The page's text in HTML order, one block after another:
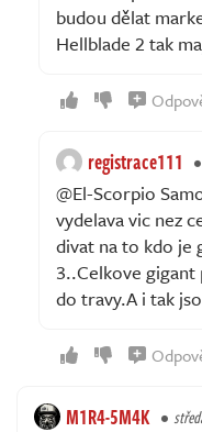
budou dělat
Hellblade 2 tak
registrace111
@El-Scorpio
vydelava vic nez
divat na to kdo je
3..Celkove
do travy.A i tak
M1R4-5M4K